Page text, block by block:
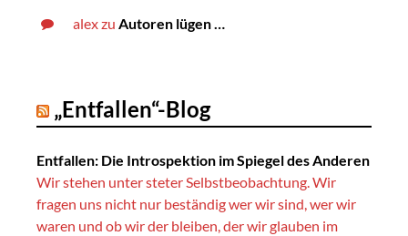
alexzu Autoren lügen …
„Entfallen“-Blog
Entfallen: Die Introspektion im Spiegel des Anderen
Wir stehen unter steter Selbstbeobachtung. Wir
fragen uns nicht nur beständig wer wir sind, wer wir
waren und ob wir der bleiben, der wir glauben im